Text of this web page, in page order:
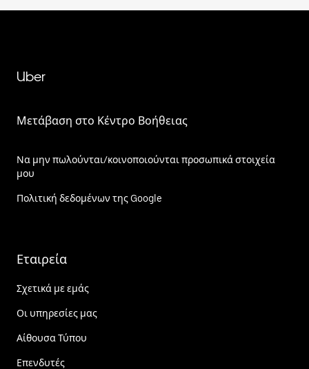
Uber
Μετάβαση στο Κέντρο Βοήθειας
Να μην πωλούνται/κοινοποιούνται προσωπικά στοιχεία
μου
Πολιτική δεδομένων της Google
Εταιρεία
Σχετικά με εμάς
Οι υπηρεσίες μας
Αίθουσα Τύπου
Επενδυτές